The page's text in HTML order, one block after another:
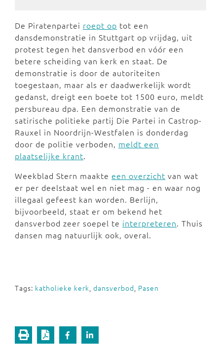
De Piratenpartei roept op tot een
dansdemonstratie in Stuttgart op vrijdag, uit
protest tegen het dansverbod en vóór een
betere scheiding van kerk en staat. De
demonstratie is door de autoriteiten
toegestaan, maar als er daadwerkelijk wordt
gedanst, dreigt een boete tot 1500 euro, meldt
persbureau dpa. Een demonstratie van de
satirische politieke partij Die Partei in Castrop-
Rauxel in Noordrijn-Westfalen is donderdag
door de politie verboden, meldt een
plaatselijke krant.
Weekblad Stern maakte een overzicht van wat
er per deelstaat wel en niet mag - en waar nog
illegaal gefeest kan worden. Berlijn,
bijvoorbeeld, staat er om bekend het
dansverbod zeer soepel te interpreteren. Thuis
dansen mag natuurlijk ook, overal.
Tags: katholieke kerk dansverbod Pasen